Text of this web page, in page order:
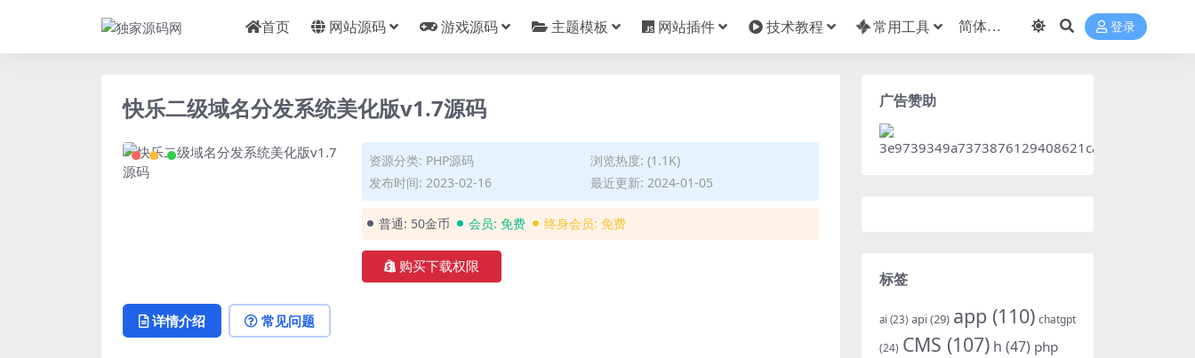
首页 网站源码 游戏源码 主题模板 网站插件 技术教程 常用工具 登录
快乐二级域名分发系统美化版v1.7源码
资源分类: PHP源码
浏览热度: (1.1K)
发布时间: 2023-02-16
最近更新: 2024-01-05
普通: 50金币 会员: 免费 终身会员: 免费
购买下载权限
详情介绍 常见问题
广告赞助
标签
ai (23) api(29) app (110) chatgpt
(24) CMS (107) h (47) php